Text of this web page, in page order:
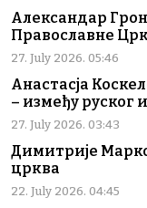
Александар
Православне
27. July 2026. 05:46
Анастасја
– између руског
27. July 2026. 03:43
Димитрије
црква
22. July 2026. 04:45